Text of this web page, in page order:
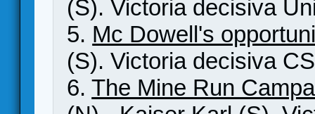
(S). Victoria decisiva
5. Mc Dowell's
(S). Victoria decisiva
6.The Mine Run